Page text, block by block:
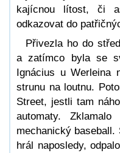
kajícnou lítost, či
odkazovat do
Přivezla ho do
a zatímco byla se
Ignácius u Werleina
strunu na loutnu.
Street, jestli tam
automaty.
mechanický
hrál naposledy,